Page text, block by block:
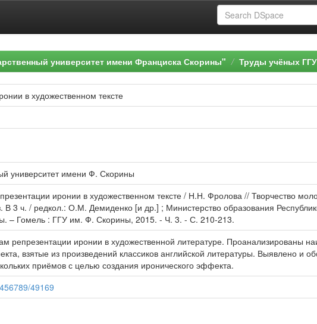
университет имени Франциска Скорины" Труды учёных ГГУ
в художественном тексте
университет имени Ф. Скорины
иронии в художественном тексте / Н.Н. Фролова // Творчество
В 3 ч. / редкол.: О.М. Демиденко [и др.] ; Министерство образования
– Гомель : ГГУ им. Ф. Скорины, 2015. - Ч. 3. - С. 210-213.
репрезентации иронии в художественной литературе. Проанализированы
взятые из произведений классиков английской литературы. Выявлено и
приёмов с целью создания иронического эффекта.
49169